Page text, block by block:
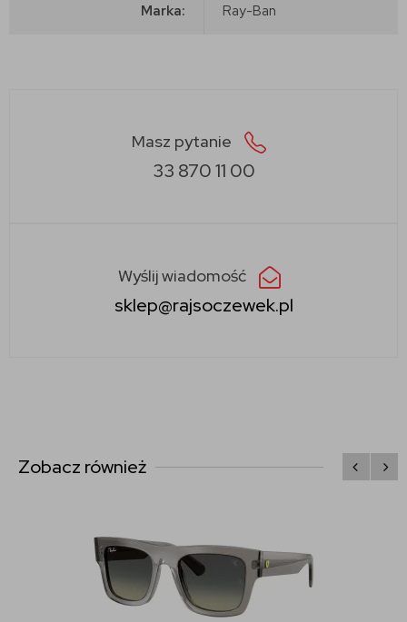
Marka: Ray-Ban
Masz pytanie
33 870 11 00
Wyślij wiadomość
sklep@rajsoczewek.pl
Zobacz również